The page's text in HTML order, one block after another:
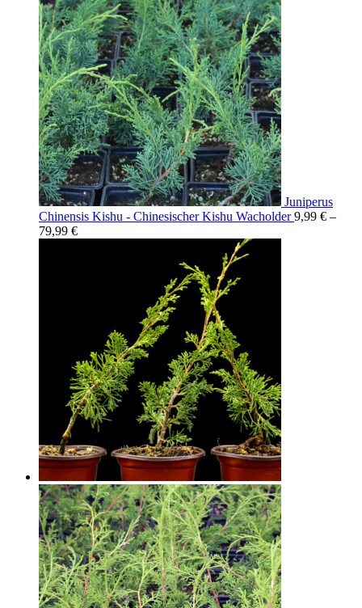
Juniperus
Chinensis Kishu - Chinesischer Kishu Wacholder 9,99 € –
79,99 €